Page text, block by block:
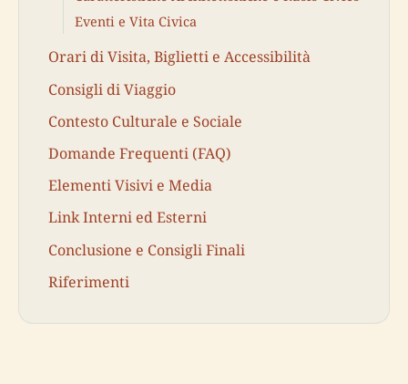
Eventi e Vita Civica
Orari di Visita, Biglietti e Accessibilità
Consigli di Viaggio
Contesto Culturale e Sociale
Domande Frequenti (FAQ)
Elementi Visivi e Media
Link Interni ed Esterni
Conclusione e Consigli Finali
Riferimenti